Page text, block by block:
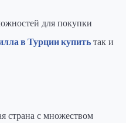
для покупки
в Турции купитьтак и
страна с множеством